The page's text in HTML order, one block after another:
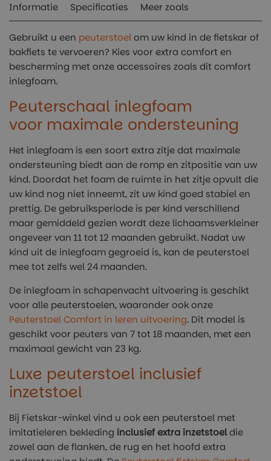
Informatie Specificaties Meer zoals
Gebruikt u een peuterstoelom uw kind in de fietskar of
bakfiets te vervoeren? Kies voor extra comfort en
bescherming met onze accessoires zoals dit comfort
inlegfoam.
Peuterschaal inlegfoam
voor maximale ondersteuning
Het inlegfoam is een soort extra zitje dat maximale
ondersteuning biedt aan de romp en zitpositie van uw
kind. Doordat het foam de ruimte in het zitje opvult die
uw kind nog niet inneemt, zit uw kind goed stabiel en
prettig. De gebruiksperiode is per kind verschillend
maar gemiddeld gezien wordt deze lichaamsverkleiner
ongeveer van 11 tot 12 maanden gebruikt. Nadat uw
kind uit de inlegfoam gegroeid is, kan de peuterstoel
mee tot zelfs wel 24 maanden.
De inlegfoam in schapenvacht uitvoering is geschikt
voor alle peuterstoelen, waaronder ook onze
Peuterstoel Comfort in leren uitvoering. Dit model is
geschikt voor peuters van 7 tot 18 maanden, met een
maximaal gewicht van 23 kg.
Luxe peuterstoel inclusief
inzetstoel
Bij Fietskar-winkel vind u ook een peuterstoel met
imitatieleren bekleding inclusiefextra inzetstoeldie
zowel aan de flanken, de rug en het hoofd extra